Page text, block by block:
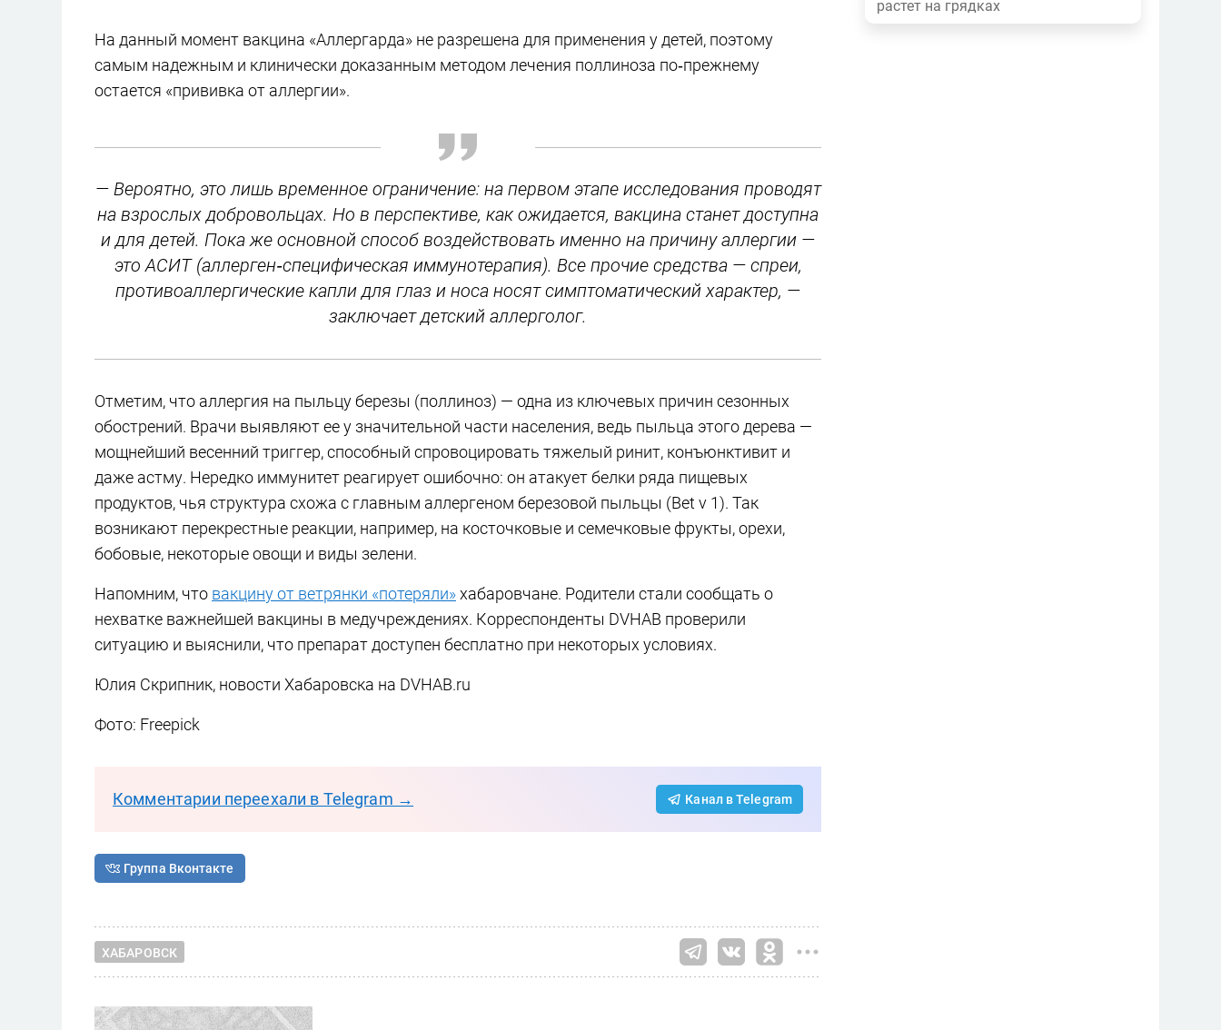
На данный момент вакцина «Аллергарда» не разрешена для применения у детей, поэтому
самым надежным и клинически доказанным методом лечения поллиноза по‑прежнему
остается «прививка от аллергии».
— Вероятно, это лишь временное ограничение: на первом этапе исследования проводят
на взрослых добровольцах. Но в перспективе, как ожидается, вакцина станет доступна
и для детей. Пока же основной способ воздействовать именно на причину аллергии —
это АСИТ (аллерген‑специфическая иммунотерапия). Все прочие средства — спреи,
противоаллергические капли для глаз и носа носят симптоматический характер, —
заключает детский аллерголог.
Отметим, что аллергия на пыльцу березы (поллиноз) — одна из ключевых причин сезонных
обострений. Врачи выявляют ее у значительной части населения, ведь пыльца этого дерева —
мощнейший весенний триггер, способный спровоцировать тяжелый ринит, конъюнктивит и
даже астму. Нередко иммунитет реагирует ошибочно: он атакует белки ряда пищевых
продуктов, чья структура схожа с главным аллергеном березовой пыльцы (Bet v 1). Так
возникают перекрестные реакции, например, на косточковые и семечковые фрукты, орехи,
бобовые, некоторые овощи и виды зелени.
Напомним, что вакцину от ветрянки «потеряли»хабаровчане. Родители стали сообщать о
нехватке важнейшей вакцины в медучреждениях. Корреспонденты DVHAB проверили
ситуацию и выяснили, что препарат доступен бесплатно при некоторых условиях.
Юлия Скрипник, новости Хабаровска на DVHAB.ru
Фото: Freepick
Комментарии переехали в Telegram → Канал в Telegram
Группа Вконтакте
ХАБАРОВСК
растет на грядках